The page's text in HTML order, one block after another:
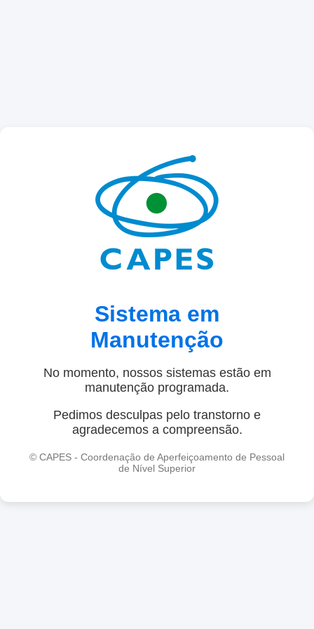
Sistema em
Manutenção
No momento, nossos sistemas estão em
manutenção programada.
Pedimos desculpas pelo transtorno e
agradecemos a compreensão.
© CAPES - Coordenação de Aperfeiçoamento de Pessoal
de Nível Superior